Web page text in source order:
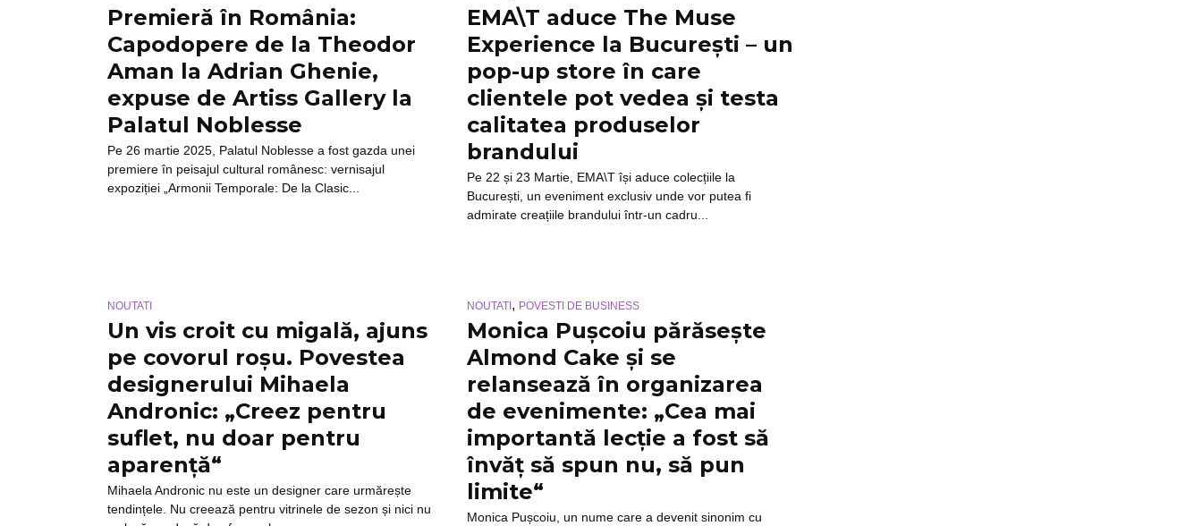
Premieră în România:
Capodopere de la Theodor
Aman la Adrian Ghenie,
expuse de Artiss Gallery la
Palatul Noblesse
Pe 26 martie 2025, Palatul Noblesse a fost gazda unei
premiere în peisajul cultural românesc: vernisajul
expoziției „Armonii Temporale: De la Clasic...
EMA\T aduce The Muse
Experience la București – un
pop-up store în care
clientele pot vedea și testa
calitatea produselor
brandului
Pe 22 și 23 Martie, EMA\T își aduce colecțiile la
București, un eveniment exclusiv unde vor putea fi
admirate creațiile brandului într-un cadru...
NOUTATI
Un vis croit cu migală, ajuns
pe covorul roșu. Povestea
designerului Mihaela
Andronic: „Creez pentru
suflet, nu doar pentru
aparență“
Mihaela Andronic nu este un designer care urmărește
tendințele. Nu creează pentru vitrinele de sezon și nici nu
NOUTATI, POVESTI DE BUSINESS
Monica Pușcoiu părăsește
Almond Cake și se
relansează în organizarea
de evenimente: „Cea mai
importantă lecție a fost să
învăț să spun nu, să pun
limite“
Monica Pușcoiu, un nume care a devenit sinonim cu